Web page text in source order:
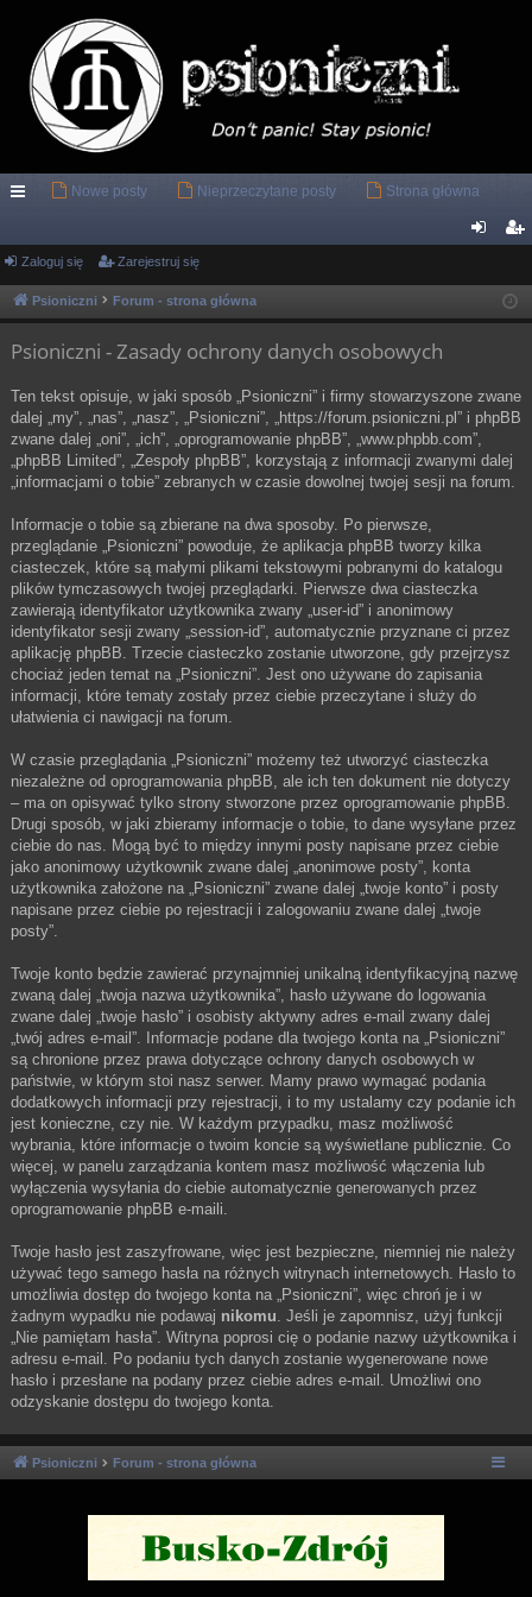
ce
Nowe posty Nieprzeczytane posty Strona główna
ę
ej
j
Zaloguj się Zarejestruj się
Psioniczni Forum - strona główna
Psioniczni - Zasady ochrony danych osobowych
Ten tekst opisuje, w jaki sposób „Psioniczni” i firmy stowarzyszone zwane
dalej „my”, „nas”, „nasz”, „Psioniczni”, „https://forum.psioniczni.pl” i phpBB
zwane dalej „oni”, „ich”, „oprogramowanie phpBB”, „www.phpbb.com”,
„phpBB Limited”, „Zespoły phpBB”, korzystają z informacji zwanymi dalej
„informacjami o tobie” zebranych w czasie dowolnej twojej sesji na forum.
Informacje o tobie są zbierane na dwa sposoby. Po pierwsze,
przeglądanie „Psioniczni” powoduje, że aplikacja phpBB tworzy kilka
ciasteczek, które są małymi plikami tekstowymi pobranymi do katalogu
plików tymczasowych twojej przeglądarki. Pierwsze dwa ciasteczka
zawierają identyfikator użytkownika zwany „user-id” i anonimowy
identyfikator sesji zwany „session-id”, automatycznie przyznane ci przez
aplikację phpBB. Trzecie ciasteczko zostanie utworzone, gdy przejrzysz
chociaż jeden temat na „Psioniczni”. Jest ono używane do zapisania
informacji, które tematy zostały przez ciebie przeczytane i służy do
ułatwienia ci nawigacji na forum.
W czasie przeglądania „Psioniczni” możemy też utworzyć ciasteczka
niezależne od oprogramowania phpBB, ale ich ten dokument nie dotyczy
– ma on opisywać tylko strony stworzone przez oprogramowanie phpBB.
Drugi sposób, w jaki zbieramy informacje o tobie, to dane wysyłane przez
ciebie do nas. Mogą być to między innymi posty napisane przez ciebie
jako anonimowy użytkownik zwane dalej „anonimowe posty”, konta
użytkownika założone na „Psioniczni” zwane dalej „twoje konto” i posty
napisane przez ciebie po rejestracji i zalogowaniu zwane dalej „twoje
posty”.
Twoje konto będzie zawierać przynajmniej unikalną identyfikacyjną nazwę
zwaną dalej „twoja nazwa użytkownika”, hasło używane do logowania
zwane dalej „twoje hasło” i osobisty aktywny adres e-mail zwany dalej
„twój adres e-mail”. Informacje podane dla twojego konta na „Psioniczni”
są chronione przez prawa dotyczące ochrony danych osobowych w
państwie, w którym stoi nasz serwer. Mamy prawo wymagać podania
dodatkowych informacji przy rejestracji, i to my ustalamy czy podanie ich
jest konieczne, czy nie. W każdym przypadku, masz możliwość
wybrania, które informacje o twoim koncie są wyświetlane publicznie. Co
więcej, w panelu zarządzania kontem masz możliwość włączenia lub
wyłączenia wysyłania do ciebie automatycznie generowanych przez
oprogramowanie phpBB e-maili.
Twoje hasło jest zaszyfrowane, więc jest bezpieczne, niemniej nie należy
używać tego samego hasła na różnych witrynach internetowych. Hasło to
umożliwia dostęp do twojego konta na „Psioniczni”, więc chroń je i w
żadnym wypadku nie podawaj nikomu. Jeśli je zapomnisz, użyj funkcji
„Nie pamiętam hasła”. Witryna poprosi cię o podanie nazwy użytkownika i
adresu e-mail. Po podaniu tych danych zostanie wygenerowane nowe
hasło i przesłane na podany przez ciebie adres e-mail. Umożliwi ono
odzyskanie dostępu do twojego konta.
Psioniczni Forum - strona główna